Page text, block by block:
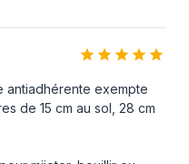
antiadhérente exempte
de 15 cm au sol, 28 cm